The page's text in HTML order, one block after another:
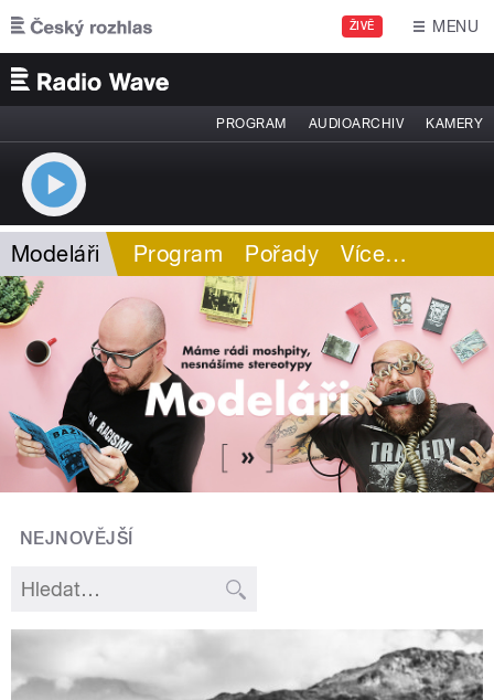
Přejít k hlavnímu obsahu
ŽIVĚ MENU
PROGRAM AUDIOARCHIV KAMERY
Modeláři Program Pořady Více…
NEJNOVĚJŠÍ